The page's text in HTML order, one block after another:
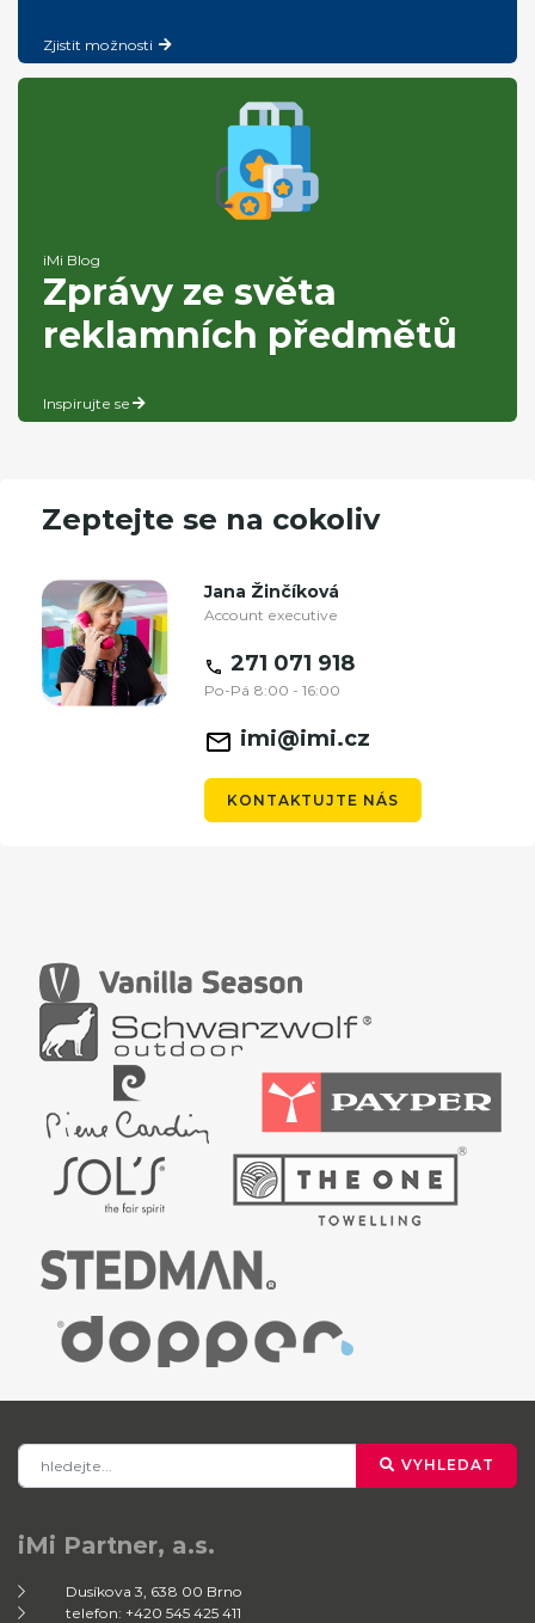
Zjistit možnosti
iMi Blog
Zprávy ze světa
reklamních předmětů
Inspirujte se
Zeptejte se na cokoliv
Jana Žinčíková
Account executive
271 071 918
Po-Pá 8:00 - 16:00
imi@imi.cz
KONTAKTUJTE NÁS
VYHLEDAT
iMi Partner, a.s.
Dusíkova 3, 638 00 Brno
telefon: +420 545 425 411